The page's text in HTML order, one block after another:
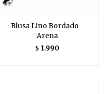
Blusa Lino Bordado -
Arena
$ 1.990